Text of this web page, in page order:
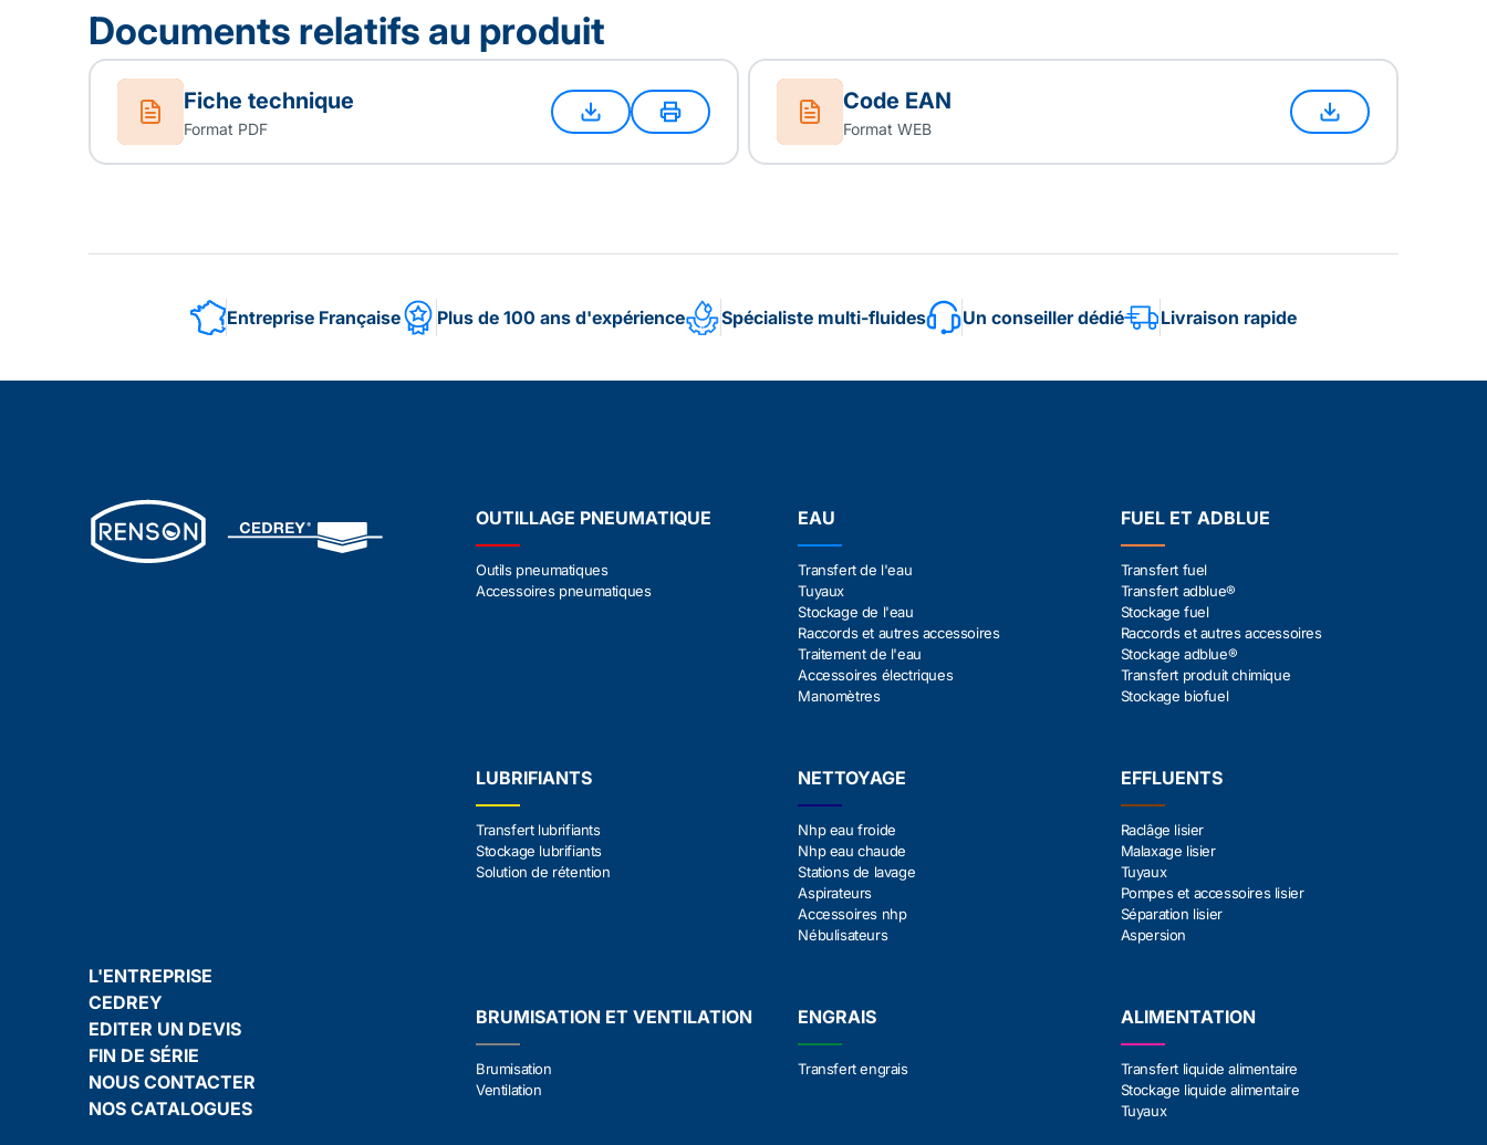
Documents relatifs au produit
Fiche technique
Format PDF
Code EAN
Format WEB
Entreprise Française Plus de 100 ans d'expérience Spécialiste multi-fluides Un conseiller dédié Livraison rapide
L'ENTREPRISE
CEDREY
EDITER UN DEVIS
FIN DE SÉRIE
NOUS CONTACTER
NOS CATALOGUES
OUTILLAGE PNEUMATIQUE
Outils pneumatiques
Accessoires pneumatiques
EAU
Transfert de l'eau
Tuyaux
Stockage de l'eau
Raccords et autres accessoires
Traitement de l'eau
Accessoires électriques
Manomètres
FUEL ET ADBLUE
Transfert fuel
Transfert adblue®
Stockage fuel
Raccords et autres accessoires
Stockage adblue®
Transfert produit chimique
Stockage biofuel
LUBRIFIANTS
Transfert lubrifiants
Stockage lubrifiants
Solution de rétention
NETTOYAGE
Nhp eau froide
Nhp eau chaude
Stations de lavage
Aspirateurs
Accessoires nhp
Nébulisateurs
EFFLUENTS
Raclâge lisier
Malaxage lisier
Tuyaux
Pompes et accessoires lisier
Séparation lisier
Aspersion
BRUMISATION ET VENTILATION
Brumisation
Ventilation
ENGRAIS
Transfert engrais
ALIMENTATION
Transfert liquide alimentaire
Stockage liquide alimentaire
Tuyaux